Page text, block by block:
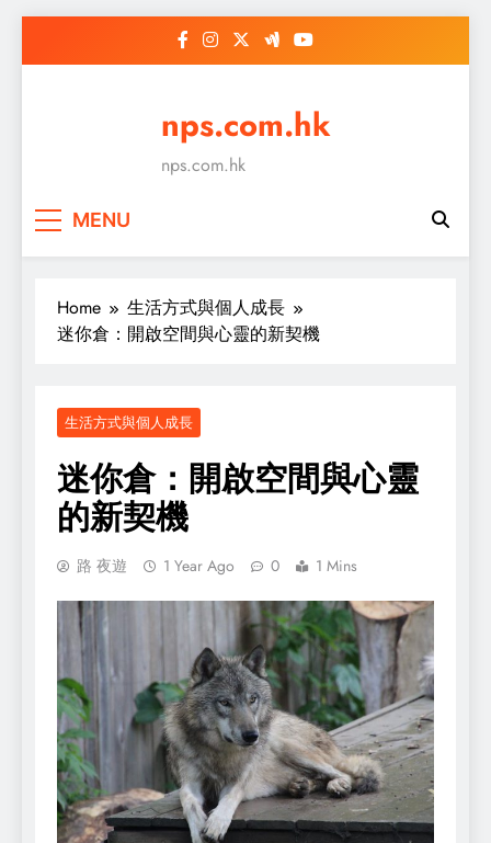
nps.com.hk
nps.com.hk
MENU
Home
生活方式與個人成長
迷你倉：開啟空間與心靈的新契機
生活方式與個人成長
迷你倉：開啟空間與心靈
的新契機
路 夜遊 1 Year Ago 0 1 Mins